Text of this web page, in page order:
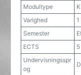
Modultype
Varighed
Semester
ECTS
5
Undervisningsspr
og